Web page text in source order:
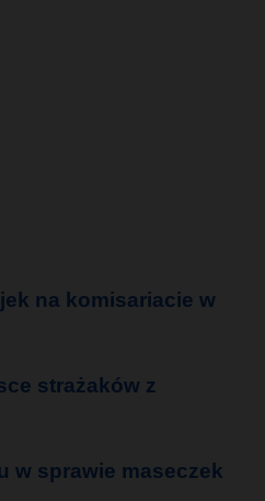
na komisariacie w
strażaków z
w sprawie maseczek